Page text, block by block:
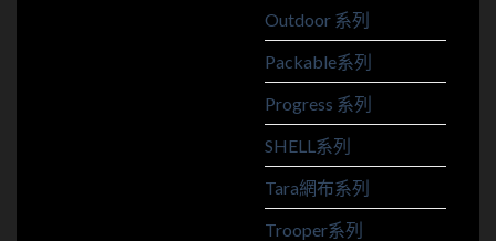
Outdoor 系列
Packable系列
Progress 系列
SHELL系列
Tara網布系列
Trooper系列